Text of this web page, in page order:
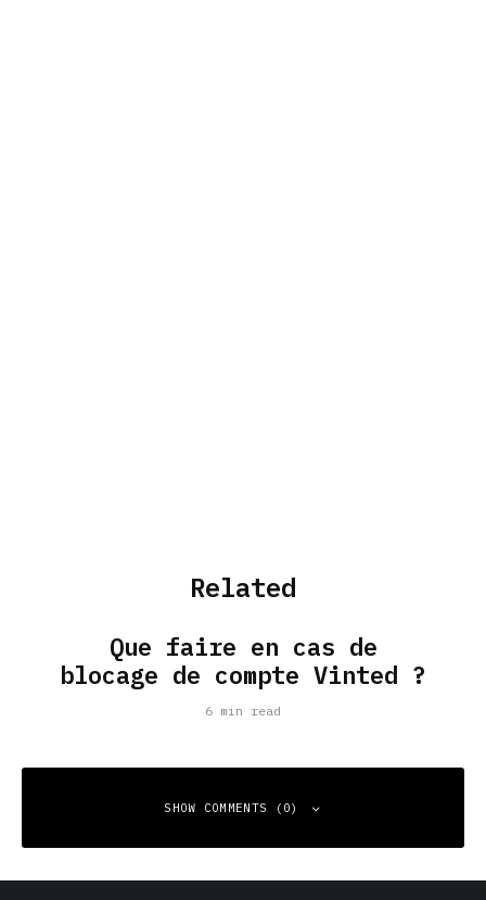
Related
Que faire en cas de
blocage de compte Vinted ?
6 min read
SHOW COMMENTS (0)